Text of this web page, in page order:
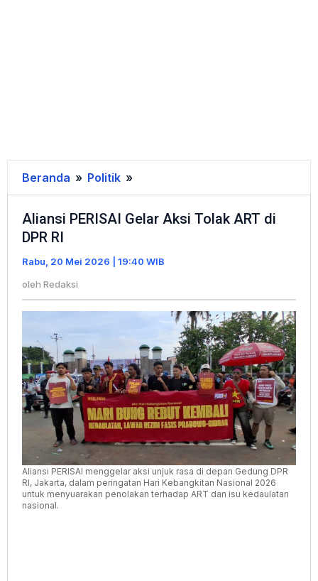
Beranda » Politik »
PERISAI
Gelar
Tolak
di
Aliansi PERISAI Gelar Aksi Tolak ART di
DPR RI
Rabu, 20 Mei 2026 | 19:40 WIB
oleh Redaksi
Aliansi PERISAI menggelar aksi unjuk rasa di depan Gedung DPR
RI, Jakarta, dalam peringatan Hari Kebangkitan Nasional 2026
untuk menyuarakan penolakan terhadap ART dan isu kedaulatan
nasional.